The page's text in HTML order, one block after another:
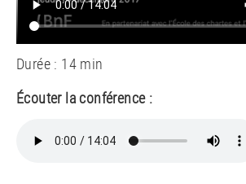
Durée : 14 min
Écouter la conférence :